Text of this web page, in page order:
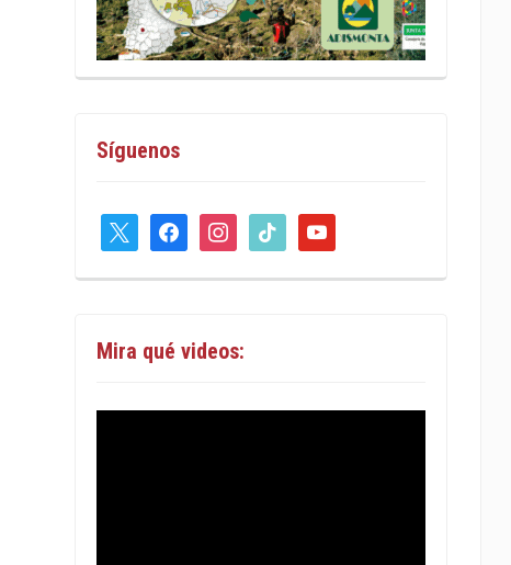
Síguenos
facebookinstagram
tiktok youtube
Mira qué videos: